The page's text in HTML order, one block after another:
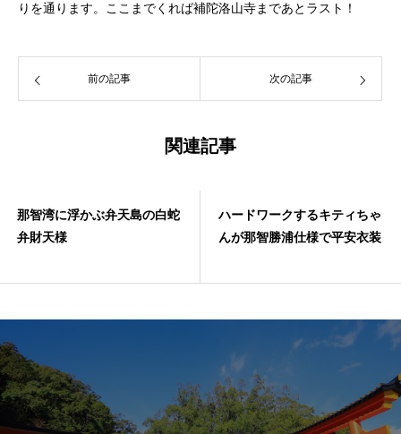
りを通ります。ここまでくれば補陀洛山寺まであとラスト！
前の記事 次の記事
関連記事
那智湾に浮かぶ弁天島の白蛇
弁財天様
ハードワークするキティちゃ
んが那智勝浦仕様で平安衣装